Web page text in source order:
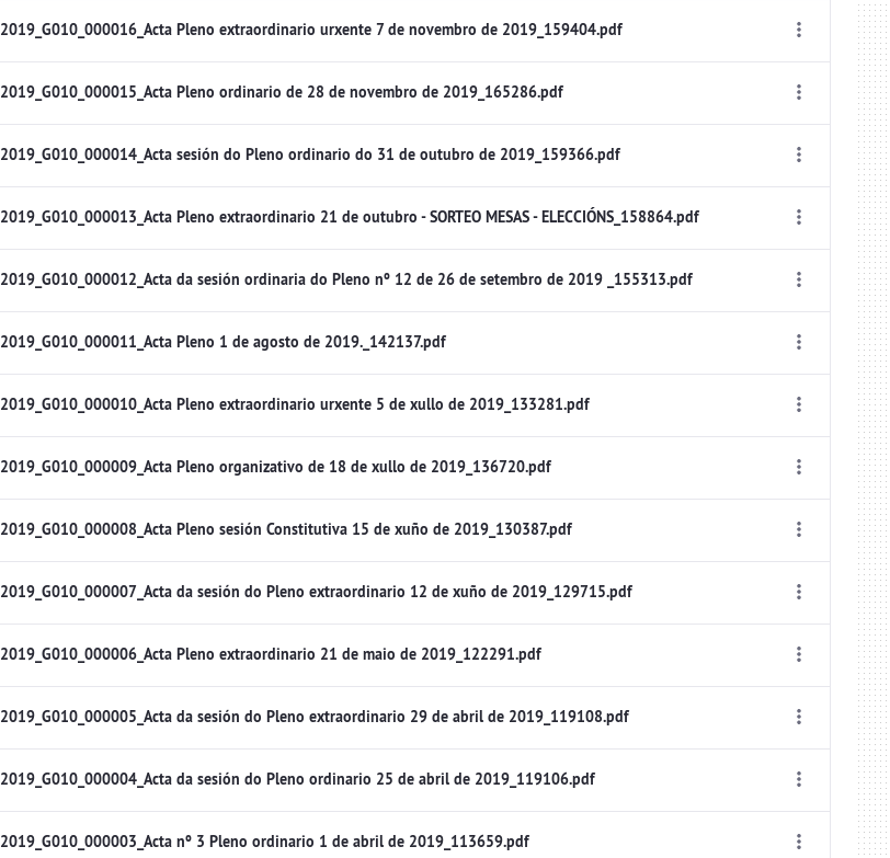
2019_G010_000016_Acta Pleno extraordinario urxente 7 de novembro de 2019_159404.pdf
2019_G010_000015_Acta Pleno ordinario de 28 de novembro de 2019_165286.pdf
2019_G010_000014_Acta sesión do Pleno ordinario do 31 de outubro de 2019_159366.pdf
2019_G010_000013_Acta Pleno extraordinario 21 de outubro - SORTEO MESAS - ELECCIÓNS_158864.pdf
2019_G010_000012_Acta da sesión ordinaria do Pleno nº 12 de 26 de setembro de 2019 _155313.pdf
2019_G010_000011_Acta Pleno 1 de agosto de 2019._142137.pdf
2019_G010_000010_Acta Pleno extraordinario urxente 5 de xullo de 2019_133281.pdf
2019_G010_000009_Acta Pleno organizativo de 18 de xullo de 2019_136720.pdf
2019_G010_000008_Acta Pleno sesión Constitutiva 15 de xuño de 2019_130387.pdf
2019_G010_000007_Acta da sesión do Pleno extraordinario 12 de xuño de 2019_129715.pdf
2019_G010_000006_Acta Pleno extraordinario 21 de maio de 2019_122291.pdf
2019_G010_000005_Acta da sesión do Pleno extraordinario 29 de abril de 2019_119108.pdf
2019_G010_000004_Acta da sesión do Pleno ordinario 25 de abril de 2019_119106.pdf
2019_G010_000003_Acta nº 3 Pleno ordinario 1 de abril de 2019_113659.pdf